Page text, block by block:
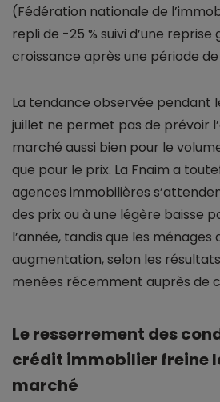
(Fédération nationale de
repli de -25 % suivi d’une reprise
croissance après une période
La tendance observée pendant
juillet ne permet pas de prévoir
marché aussi bien pour le
que pour le prix. La Fnaim a
agences immobilières
des prix ou à une légère baisse
l’année, tandis que les
augmentation, selon les
menées récemment auprès de
Le resserrement des
crédit immobilier freine
marché